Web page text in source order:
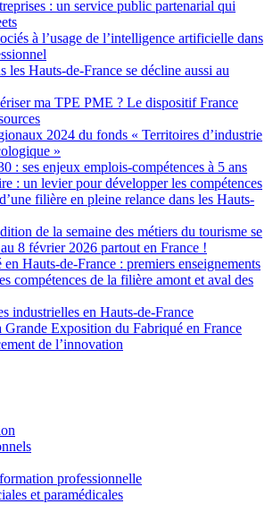
: un service public partenarial qui
à l’usage de l’intelligence artificielle dans
les Hauts-de-France se décline aussi au
ma TPE PME ? Le dispositif France
2024 du fonds « Territoires d’industrie
»
: ses enjeux emplois-compétences à 5 ans
: un levier pour développer les compétences
filière en pleine relance dans les Hauts-
de la semaine des métiers du tourisme se
8 février 2026 partout en France !
Hauts-de-France : premiers enseignements
compétences de la filière amont et aval des
industrielles en Hauts-de-France
Grande Exposition du Fabriqué en France
de l’innovation
professionnelle
et paramédicales